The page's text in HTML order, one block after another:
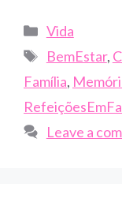
Categories
Vida
Tags
BemEstar,
Família,
Leave a